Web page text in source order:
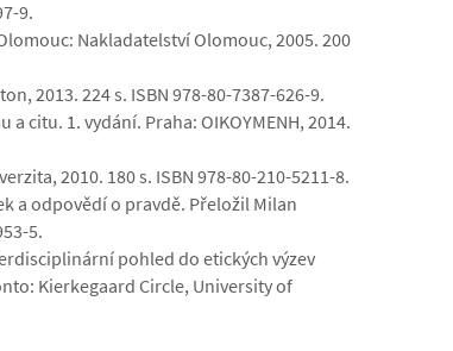
9.
Nakladatelství Olomouc, 2005. 200
2013. 224 s. ISBN 978-80-7387-626-9.
citu. 1. vydání. Praha: OIKOYMENH, 2014.
2010. 180 s. ISBN 978-80-210-5211-8.
a odpovědí o pravdě. Přeložil Milan
5.
pohled do etických výzev
Kierkegaard Circle, University of